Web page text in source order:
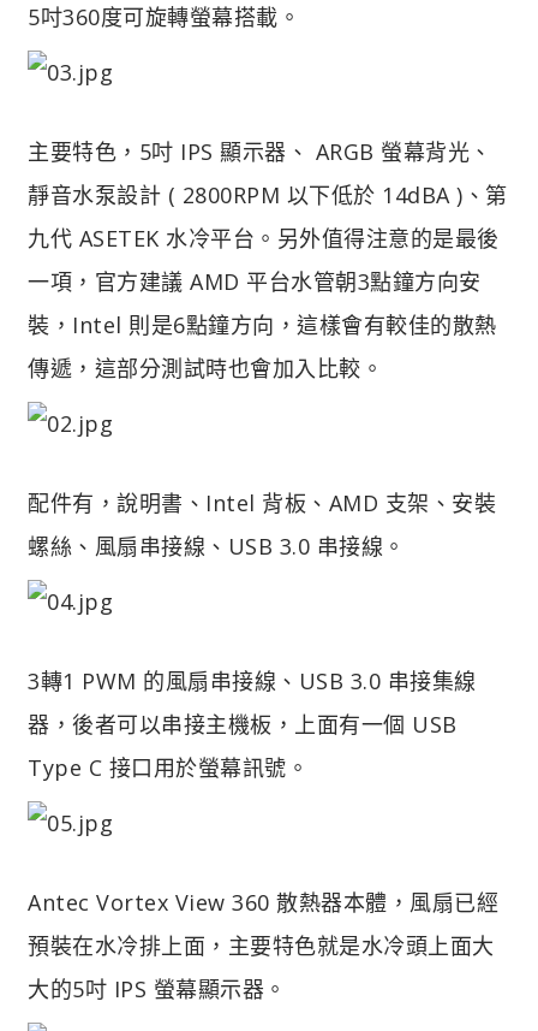
5吋360度可旋轉螢幕搭載。
主要特色，5吋 IPS 顯示器、 ARGB 螢幕背光、
靜音水泵設計 ( 2800RPM 以下低於 14dBA )、第
九代 ASETEK 水冷平台。另外值得注意的是最後
一項，官方建議 AMD 平台水管朝3點鐘方向安
裝，Intel 則是6點鐘方向，這樣會有較佳的散熱
傳遞，這部分測試時也會加入比較。
配件有，說明書、Intel 背板、AMD 支架、安裝
螺絲、風扇串接線、USB 3.0 串接線。
3轉1 PWM 的風扇串接線、USB 3.0 串接集線
器，後者可以串接主機板，上面有一個 USB
Type C 接口用於螢幕訊號。
Antec Vortex View 360 散熱器本體，風扇已經
預裝在水冷排上面，主要特色就是水冷頭上面大
大的5吋 IPS 螢幕顯示器。